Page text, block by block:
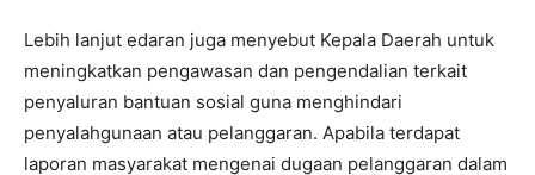
Lebih lanjut edaran juga menyebut Kepala Daerah untuk
meningkatkan pengawasan dan pengendalian terkait
penyaluran bantuan sosial guna menghindari
penyalahgunaan atau pelanggaran. Apabila terdapat
laporan masyarakat mengenai dugaan pelanggaran dalam